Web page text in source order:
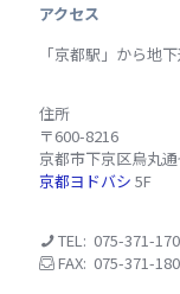
アクセス
「京都駅」から地
住所
〒600-8216
京都市下京区烏丸
京都ヨドバシ 5F
TEL: 075-371-
FAX: 075-371-